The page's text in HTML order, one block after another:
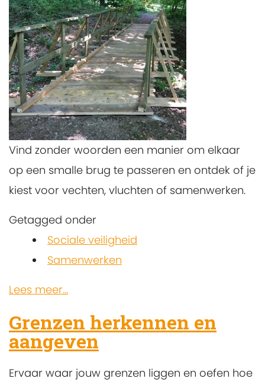
Vind zonder woorden een manier om elkaar
op een smalle brug te passeren en ontdek of je
kiest voor vechten, vluchten of samenwerken.
Getagged onder
Sociale veiligheid
Samenwerken
Lees meer...
Grenzen herkennen en
aangeven
Ervaar waar jouw grenzen liggen en oefen hoe